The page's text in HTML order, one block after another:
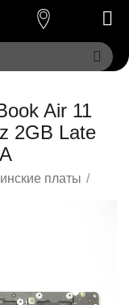
Air 11
2GB Late
платы /